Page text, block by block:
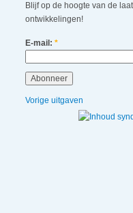
Blijf op de hoogte van de
ontwikkelingen!
E-mail: *
Vorige uitgaven